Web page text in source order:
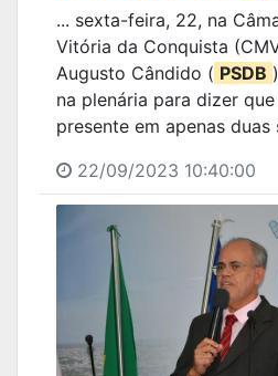
... sexta-feira, 22, na
Vitória da Conquista
Augusto Cândido ( PSDB
na plenária para dizer
presente em apenas duas
22/09/2023 10:40:00